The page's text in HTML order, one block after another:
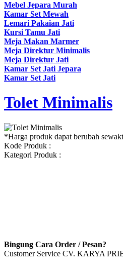
Mebel Jepara Murah
Kamar Set Mewah
Lemari Pakaian Jati
Kursi Tamu Jati
Meja Makan Marmer
Meja Direktur Minimalis
Meja Direktur Jati
Kamar Set Jati Jepara
Kamar Set Jati
Tolet Minimalis
*Harga produk dapat berubah
Kode Produk :
Kategori Produk :
Bingung Cara Order / Pesan?
Customer Service CV. KARYA